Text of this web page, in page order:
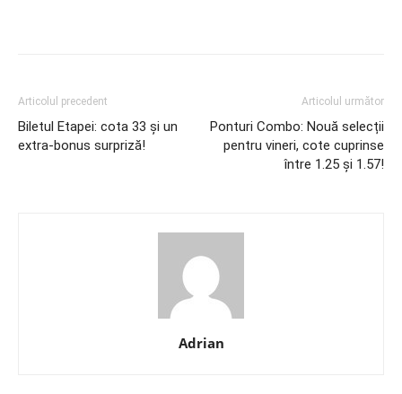
Articolul precedent
Biletul Etapei: cota 33 și un
extra-bonus surpriză!
Articolul următor
Ponturi Combo: Nouă selecții
pentru vineri, cote cuprinse
între 1.25 și 1.57!
Adrian